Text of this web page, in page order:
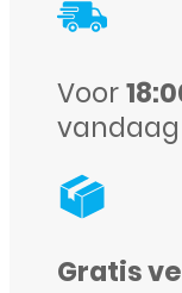
aantal
Voor
Gratis